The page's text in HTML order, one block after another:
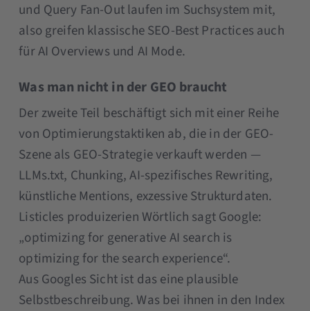
und Query Fan-Out laufen im Suchsystem mit,
also greifen klassische SEO-Best Practices auch
für AI Overviews und AI Mode.
Was man nicht in der GEO braucht
Der zweite Teil beschäftigt sich mit einer Reihe
von Optimierungstaktiken ab, die in der GEO-
Szene als GEO-Strategie verkauft werden —
LLMs.txt, Chunking, AI-spezifisches Rewriting,
künstliche Mentions, exzessive Strukturdaten.
Listicles produizerien Wörtlich sagt Google:
„optimizing for generative AI search is
optimizing for the search experience“.
Aus Googles Sicht ist das eine plausible
Selbstbeschreibung. Was bei ihnen in den Index